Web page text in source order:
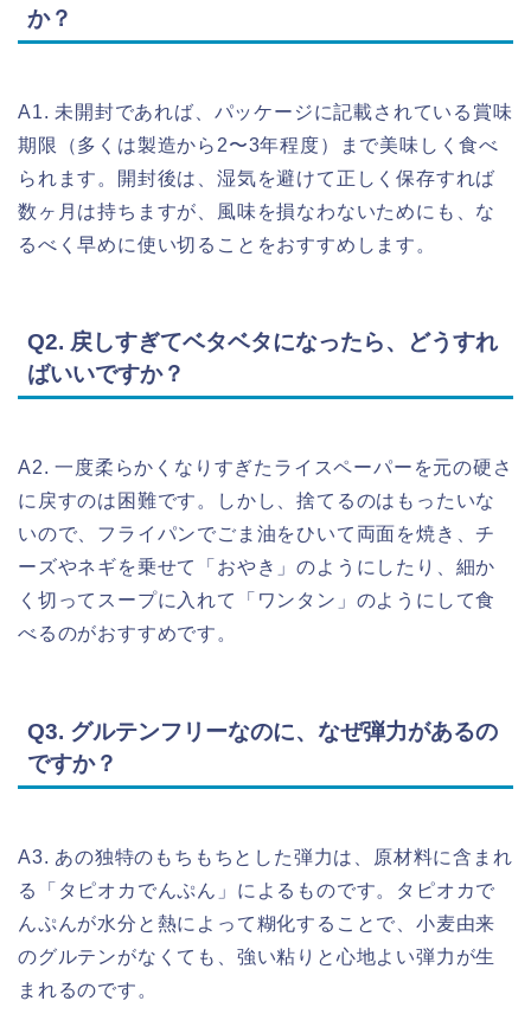
か？
A1. 未開封であれば、パッケージに記載されている賞味
期限（多くは製造から2〜3年程度）まで美味しく食べ
られます。開封後は、湿気を避けて正しく保存すれば
数ヶ月は持ちますが、風味を損なわないためにも、な
るべく早めに使い切ることをおすすめします。
Q2. 戻しすぎてベタベタになったら、どうすれ
ばいいですか？
A2. 一度柔らかくなりすぎたライスペーパーを元の硬さ
に戻すのは困難です。しかし、捨てるのはもったいな
いので、フライパンでごま油をひいて両面を焼き、チ
ーズやネギを乗せて「おやき」のようにしたり、細か
く切ってスープに入れて「ワンタン」のようにして食
べるのがおすすめです。
Q3. グルテンフリーなのに、なぜ弾力があるの
ですか？
A3. あの独特のもちもちとした弾力は、原材料に含まれ
る「タピオカでんぷん」によるものです。タピオカで
んぷんが水分と熱によって糊化することで、小麦由来
のグルテンがなくても、強い粘りと心地よい弾力が生
まれるのです。